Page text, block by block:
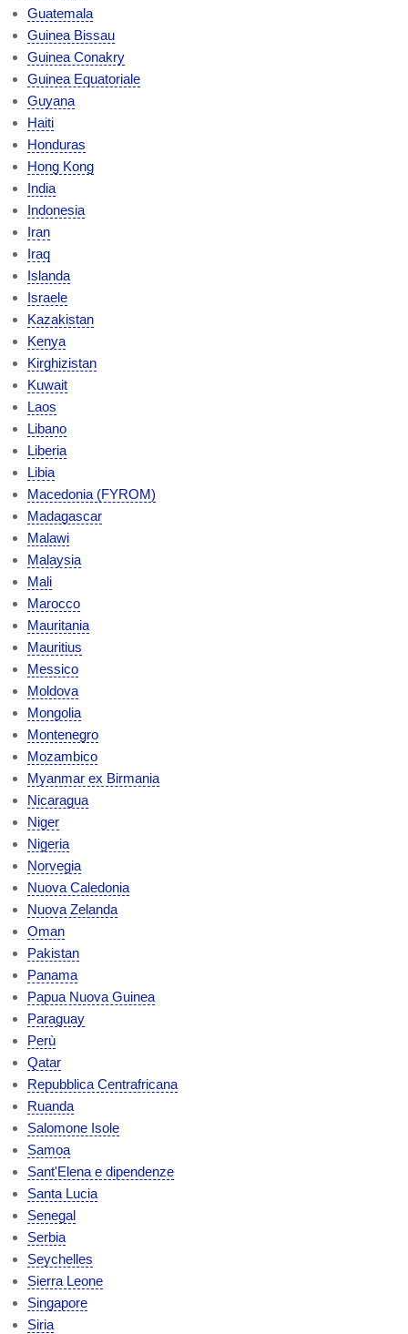
Guatemala
Guinea Bissau
Guinea Conakry
Guinea Equatoriale
Guyana
Haiti
Honduras
Hong Kong
India
Indonesia
Iran
Iraq
Islanda
Israele
Kazakistan
Kenya
Kirghizistan
Kuwait
Laos
Libano
Liberia
Libia
Macedonia (FYROM)
Madagascar
Malawi
Malaysia
Mali
Marocco
Mauritania
Mauritius
Messico
Moldova
Mongolia
Montenegro
Mozambico
Myanmar ex Birmania
Nicaragua
Niger
Nigeria
Norvegia
Nuova Caledonia
Nuova Zelanda
Oman
Pakistan
Panama
Papua Nuova Guinea
Paraguay
Perù
Qatar
Repubblica Centrafricana
Ruanda
Salomone Isole
Samoa
Sant'Elena e dipendenze
Santa Lucia
Senegal
Serbia
Seychelles
Sierra Leone
Singapore
Siria